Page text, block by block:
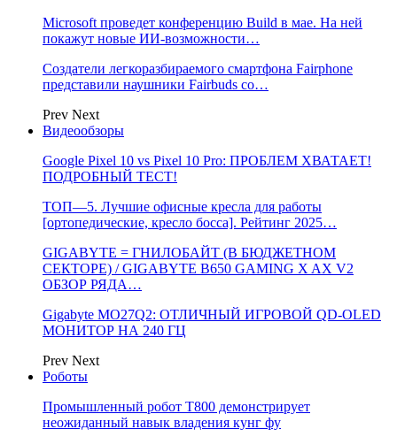
Microsoft проведет конференцию Build в мае. На ней
покажут новые ИИ-возможности…
Создатели легкоразбираемого смартфона Fairphone
представили наушники Fairbuds со…
Prev Next
Видеообзоры
Google Pixel 10 vs Pixel 10 Pro: ПРОБЛЕМ ХВАТАЕТ!
ПОДРОБНЫЙ ТЕСТ!
ТОП—5. Лучшие офисные кресла для работы
[ортопедические, кресло босса]. Рейтинг 2025…
GIGABYTE = ГНИЛОБАЙТ (В БЮДЖЕТНОМ
СЕКТОРЕ) / GIGABYTE B650 GAMING X AX V2
ОБЗОР РЯДА…
Gigabyte MO27Q2: ОТЛИЧНЫЙ ИГРОВОЙ QD-OLED
МОНИТОР НА 240 ГЦ
Prev Next
Роботы
Промышленный робот Т800 демонстрирует
неожиданный навык владения кунг фу